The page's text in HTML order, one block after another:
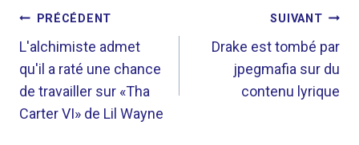
NAVIGATION
DE
L’ARTICLE
PRÉCÉDENT
L'alchimiste admet
qu'il a raté une chance
de travailler sur «Tha
Carter VI» de Lil Wayne
SUIVANT
Drake est tombé par
jpegmafia sur du
contenu lyrique